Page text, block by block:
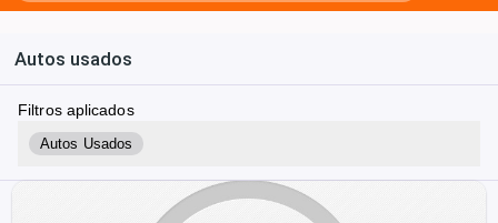
Autos usados
Filtros aplicados
Autos Usados